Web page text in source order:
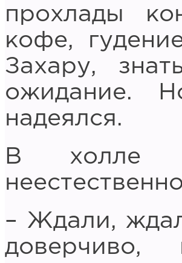
прохлады
кофе,
Захару,
ожидание.
надеялся.
В холле
– Ждали,
доверчиво,